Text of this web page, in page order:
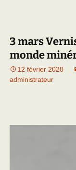
3 mars
monde
12 février 2020
administrateur